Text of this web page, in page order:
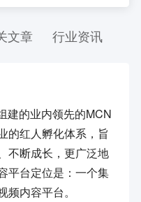
文章 行业资讯
建的业内领先的MCN
的红人孵化体系，旨
不断成长，更广泛地
平台定位是：一个集
内容平台。